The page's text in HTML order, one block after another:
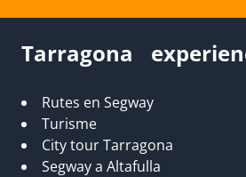
Tarragona
Rutes en Segway
Turisme
City tour Tarragona
Segway a Altafulla